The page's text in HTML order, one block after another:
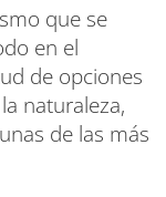
que se
en el
de opciones
naturaleza,
de las más